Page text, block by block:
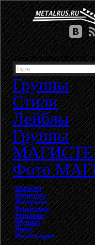
Фото МАГИСТЕРИУМ /
Группы
Стили
Лейблы
Группы»
Фото
Группа
Новости
Концерты
Интервью
Репортажи
Рецензии
Музыка
Видео
Фотогалерея